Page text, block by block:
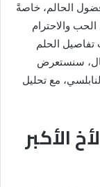
فضول الحالم، خاصةً
الحب والاحترام
تفاصيل الحلم
سنستعرض
مع تحليل
الأكبر